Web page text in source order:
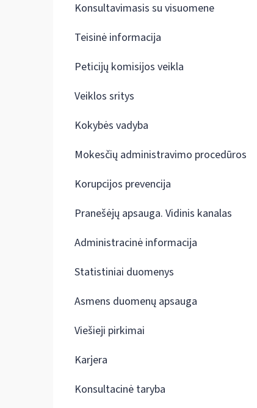
Konsultavimasis su visuomene
Teisinė informacija
Peticijų komisijos veikla
Veiklos sritys
Kokybės vadyba
Mokesčių administravimo procedūros
Korupcijos prevencija
Pranešėjų apsauga. Vidinis kanalas
Administracinė informacija
Statistiniai duomenys
Asmens duomenų apsauga
Viešieji pirkimai
Karjera
Konsultacinė taryba